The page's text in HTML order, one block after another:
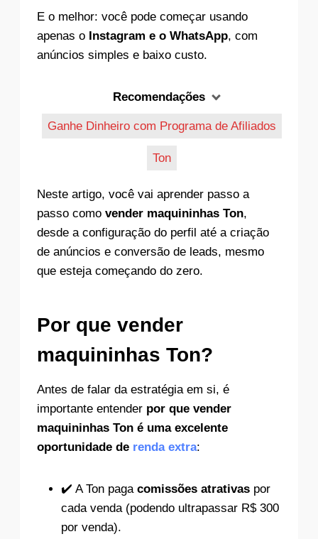
E o melhor: você pode começar usando
apenas o Instagram e o WhatsApp, com
anúncios simples e baixo custo.
Recomendações
Ganhe Dinheiro com Programa de Afiliados
Ton
Neste artigo, você vai aprender passo a
passo como vender maquininhas Ton,
desde a configuração do perfil até a criação
de anúncios e conversão de leads, mesmo
que esteja começando do zero.
Por que vender
maquininhas Ton?
Antes de falar da estratégia em si, é
importante entender por que vender
maquininhas Ton é uma excelente
oportunidade de renda extra:
✔️ A Ton paga comissões atrativas por
cada venda (podendo ultrapassar R$ 300
por venda).